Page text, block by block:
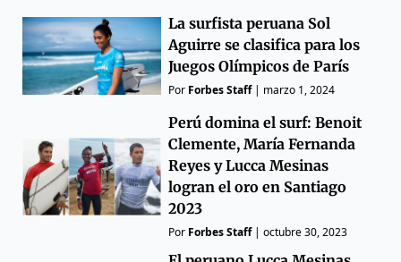
La surfista peruana Sol
Aguirre se clasifica para los
Juegos Olímpicos de París
Por Forbes Staff| marzo 1, 2024
Perú domina el surf: Benoit
Clemente, María Fernanda
Reyes y Lucca Mesinas
logran el oro en Santiago
2023
Por Forbes Staff|octubre 30, 2023